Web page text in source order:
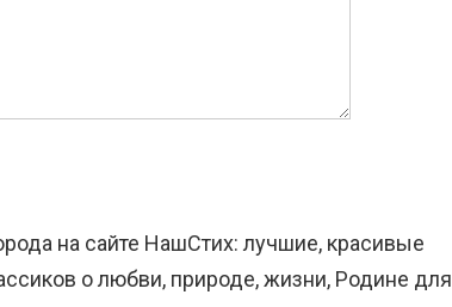
на сайте НашСтих: лучшие, красивые
о любви, природе, жизни, Родине для